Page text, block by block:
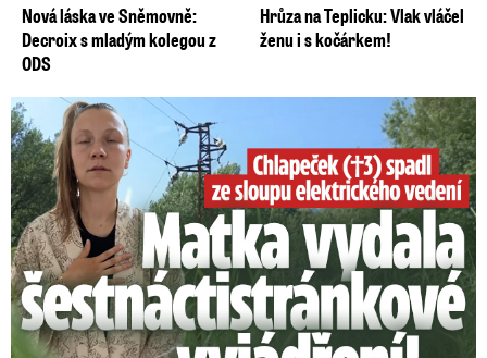
Nová láska ve Sněmovně:
Decroix s mladým kolegou z
ODS
Hrůza na Teplicku: Vlak vláčel
ženu i s kočárkem!
Smrtelný pád chlapce: Matka vydala vyjádření na 16 stran